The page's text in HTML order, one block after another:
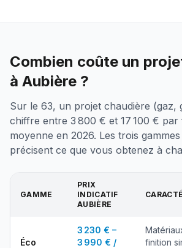
Combien coûte un
à Aubière ?
Sur le 63, un projet chaudière (gaz,
chiffre entre 3 800 € et 17 100 €
moyenne en 2026. Les trois
précisent ce que vous obtenez à
GAMME
PRIX
INDICATIF
AUBIÈRE
Éco
3 230 € –
3 990 € /
finition